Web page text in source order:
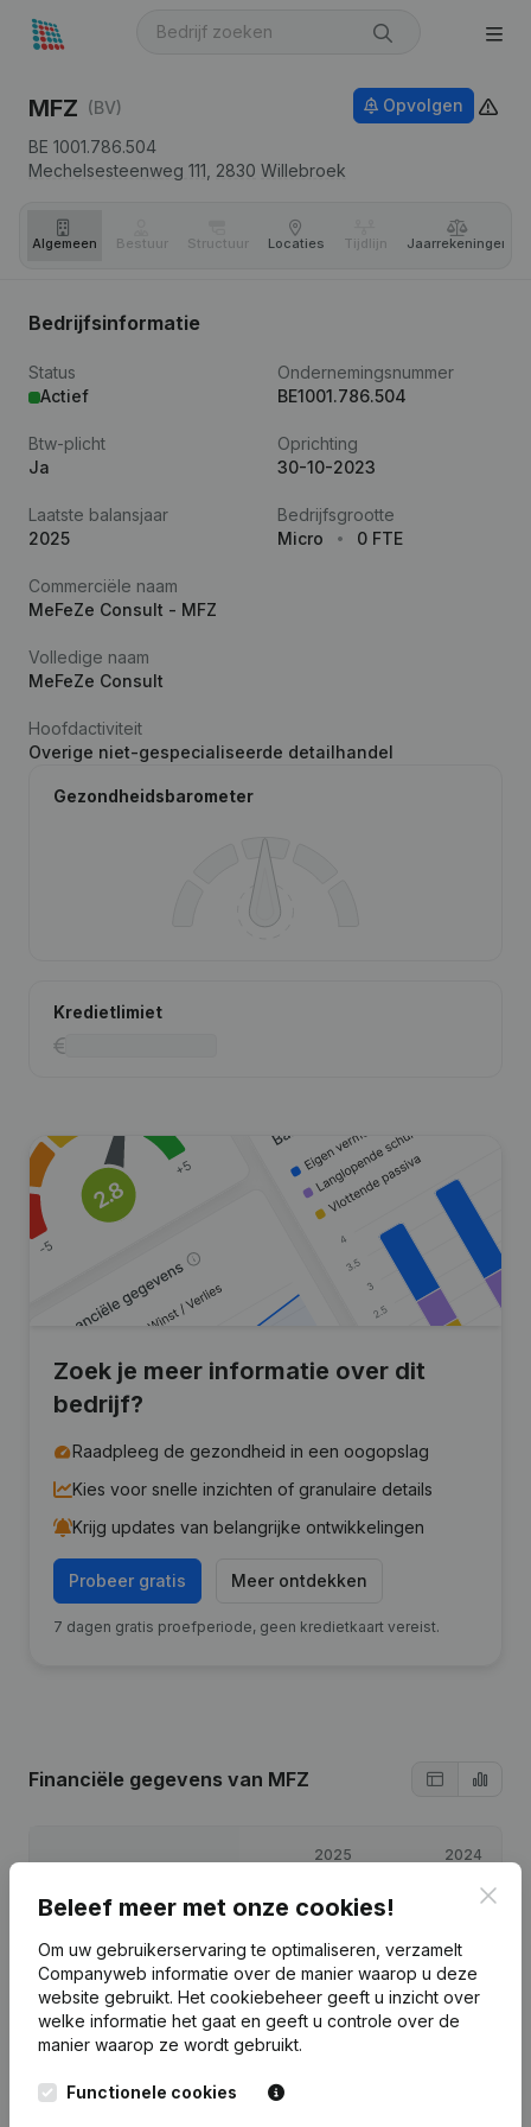
MFZ (BV)
BE 1001.786.504
Mechelsesteenweg 111, 2830 Willebroek
Opvolgen
Algemeen Bestuur Structuur Locaties Tijdlijn Jaar­rekeningen
Bedrijfsinformatie
Status
Actief
Ondernemingsnummer
BE1001.786.504
Btw-plicht
Ja
Oprichting
30-10-2023
Laatste balansjaar
2025
Bedrijfsgrootte
Micro
0 FTE
Commerciële naam
MeFeZe Consult - MFZ
Volledige naam
MeFeZe Consult
Hoofdactiviteit
Overige niet-gespecialiseerde detailhandel
Gezondheidsbarometer
Kredietlimiet
Zoek je meer informatie over dit
bedrijf?
Raadpleeg de gezondheid in een oogopslag
Kies voor snelle inzichten of granulaire details
Krijg updates van belangrijke ontwikkelingen
Probeer gratis Meer ontdekken
7 dagen gratis proefperiode, geen kredietkaart vereist.
Financiële gegevens van MFZ
2025 2024
Winst/Verlies €51.873
Eigen vermogen €85.896 € 34.023
Brutomarge €85.052 €50.811
Beleef meer met onze cookies!
Om uw gebruikerservaring te optimaliseren, verzamelt
Companyweb informatie over de manier waarop u deze
website gebruikt. Het cookiebeheer geeft u inzicht over
welke informatie het gaat en geeft u controle over de
manier waarop ze wordt gebruikt.
Functionele cookies